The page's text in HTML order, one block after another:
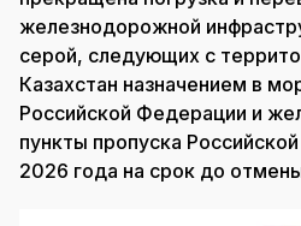
железнодорожной
серой, следующих с
Казахстан назначением в
Российской Федерации и
пункты пропуска
2026 года на срок до